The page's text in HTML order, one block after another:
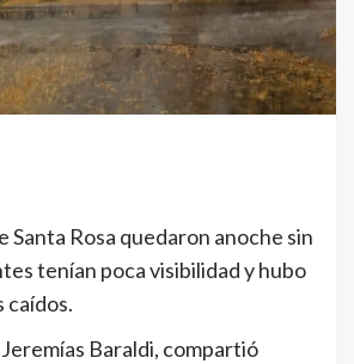
Santa Rosa quedaron anoche sin
tenían poca visibilidad y hubo
caídos.
Baraldi, compartió